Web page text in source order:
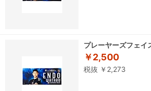
プレーヤーズフェイ
￥2,500
税抜 ￥2,273